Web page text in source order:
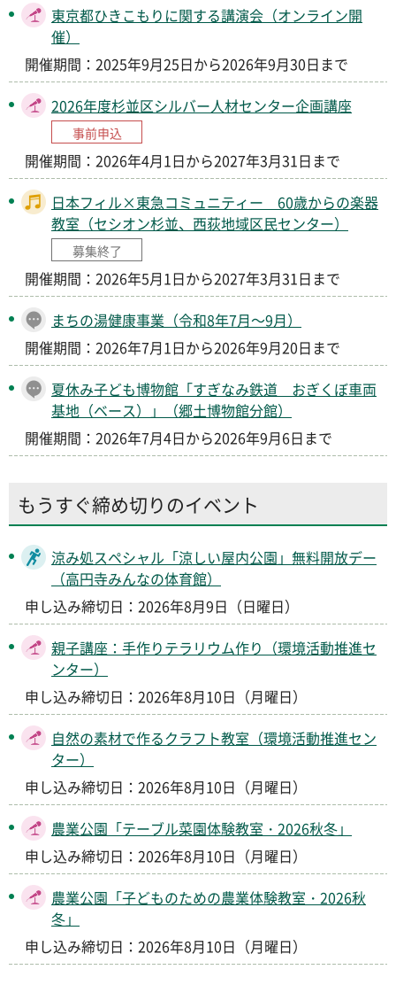
東京都ひきこもりに関する講演会（オンライン開
催）
開催期間：2025年9月25日から2026年9月30日まで
2026年度杉並区シルバー人材センター企画講座
事前申込
開催期間：2026年4月1日から2027年3月31日まで
日本フィル×東急コミュニティー 60歳からの楽器
教室（セシオン杉並、西荻地域区民センター）
募集終了
開催期間：2026年5月1日から2027年3月31日まで
まちの湯健康事業（令和8年7月～9月）
開催期間：2026年7月1日から2026年9月20日まで
夏休み子ども博物館「すぎなみ鉄道 おぎくぼ車両
基地（ベース）」（郷土博物館分館）
開催期間：2026年7月4日から2026年9月6日まで
もうすぐ締め切りのイベント
涼み処スペシャル「涼しい屋内公園」無料開放デー
（高円寺みんなの体育館）
申し込み締切日：2026年8月9日（日曜日）
親子講座：手作りテラリウム作り（環境活動推進セ
ンター）
申し込み締切日：2026年8月10日（月曜日）
自然の素材で作るクラフト教室（環境活動推進セン
ター）
申し込み締切日：2026年8月10日（月曜日）
農業公園「テーブル菜園体験教室・2026秋冬」
申し込み締切日：2026年8月10日（月曜日）
農業公園「子どものための農業体験教室・2026秋
冬」
申し込み締切日：2026年8月10日（月曜日）